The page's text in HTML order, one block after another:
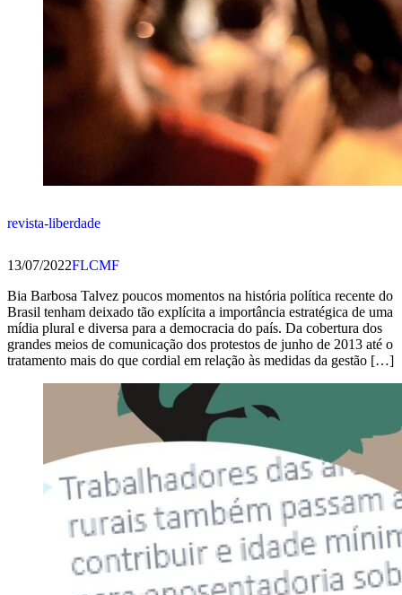
revista-liberdade
13/07/2022FLCMF
Bia Barbosa Talvez poucos momentos na história política recente do
Brasil tenham deixado tão explícita a importância estratégica de uma
mídia plural e diversa para a democracia do país. Da cobertura dos
grandes meios de comunicação dos protestos de junho de 2013 até o
tratamento mais do que cordial em relação às medidas da gestão […]